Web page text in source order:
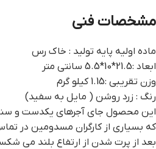
مشخصات فنی
ماده اولیه پایه تولید : خاک رس
ابعاد :21.5*10*5.5 سانتی متر
وزن تقریبی :1.15 کیلو گرم
رنگ : زرد روشن ( مایل به سفید)
این محصول جای آجرهای یکدست و
که بسیاری از کارگران مسدومین در
بعد از پرت شدن از ارتفاع بلند می